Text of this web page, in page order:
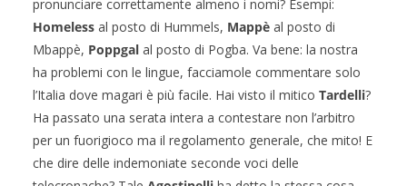
pronunciare correttamente almeno i nomi? Esempi:
Homeless al posto di Hummels, Mappè al posto di
Mbappè, Poppgal al posto di Pogba. Va bene: la nostra
ha problemi con le lingue, facciamole commentare solo
l’Italia dove magari è più facile. Hai visto il mitico Tardelli?
Ha passato una serata intera a contestare non l’arbitro
per un fuorigioco ma il regolamento generale, che mito! E
che dire delle indemoniate seconde voci delle